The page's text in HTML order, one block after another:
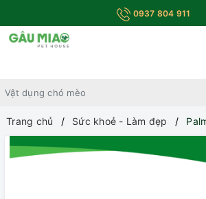
0937 804 911
Trang chủ Sức khoẻ - Làm đẹp